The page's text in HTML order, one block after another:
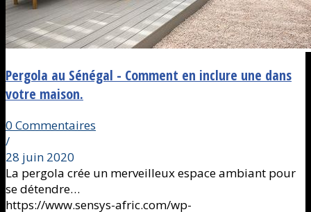
Pergola au Sénégal - Comment en inclure une dans
votre maison.
0 Commentaires
/
28 juin 2020
La pergola crée un merveilleux espace ambiant pour
se détendre…
https://www.sensys-afric.com/wp-